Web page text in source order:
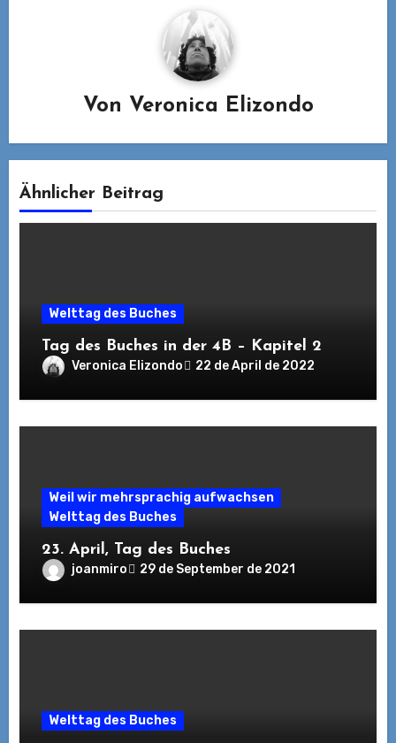
Von Veronica Elizondo
Ähnlicher Beitrag
Welttag des Buches
Tag des Buches in der 4B – Kapitel 2
Veronica Elizondo 22 de April de 2022
Weil wir mehrsprachig aufwachsen
Welttag des Buches
23. April, Tag des Buches
joanmiro 29 de September de 2021
Welttag des Buches